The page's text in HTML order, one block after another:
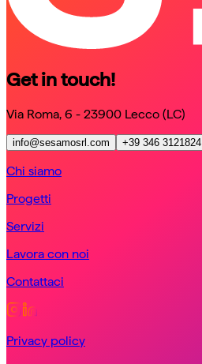
Get in touch!
Via Roma, 6 - 23900 Lecco (LC)
info@sesamosrl.com +39 346 3121824
Chi siamo
Progetti
Servizi
Lavora con noi
Contattaci
Privacy policy